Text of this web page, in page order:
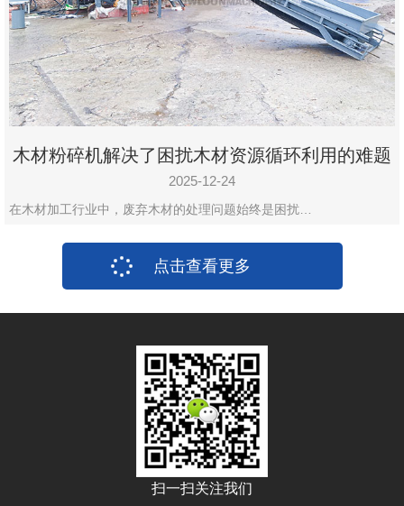
木材粉碎机解决了困扰木材资源循环利用的难题
2025-12-24
在木材加工行业中，废弃木材的处理问题始终是困扰…
点击查看更多
扫一扫关注我们